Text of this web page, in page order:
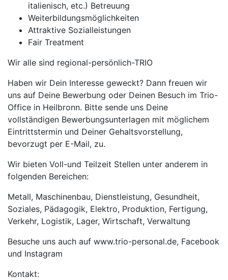
italienisch, etc.) Betreuung
Weiterbildungsmöglichkeiten
Attraktive Sozialleistungen
Fair Treatment
Wir alle sind regional-persönlich-TRIO
Haben wir Dein Interesse geweckt? Dann freuen wir
uns auf Deine Bewerbung oder Deinen Besuch im Trio-
Office in Heilbronn. Bitte sende uns Deine
vollständigen Bewerbungsunterlagen mit möglichem
Eintrittstermin und Deiner Gehaltsvorstellung,
bevorzugt per E-Mail, zu.
Wir bieten Voll-und Teilzeit Stellen unter anderem in
folgenden Bereichen:
Metall, Maschinenbau, Dienstleistung, Gesundheit,
Soziales, Pädagogik, Elektro, Produktion, Fertigung,
Verkehr, Logistik, Lager, Wirtschaft, Verwaltung
Besuche uns auch auf www.trio-personal.de, Facebook
und Instagram
Kontakt: